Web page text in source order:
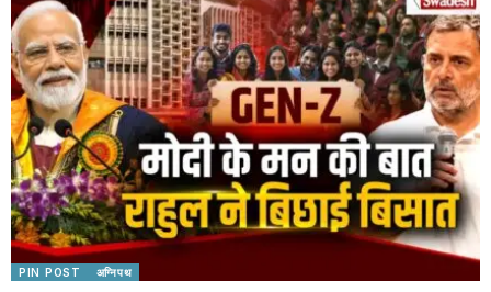
PIN POST अग्निपथ